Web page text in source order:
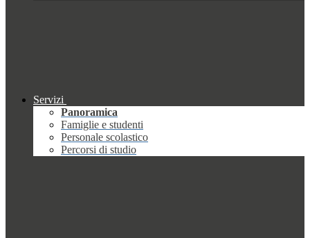
Servizi
Panoramica
Famiglie e studenti
Personale scolastico
Percorsi di studio